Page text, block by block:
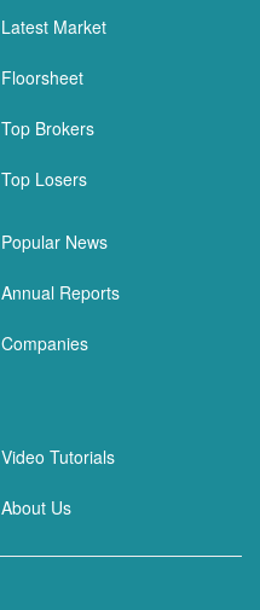
Latest Market
Floorsheet
Top Brokers
Top Losers
Popular News
Annual Reports
Companies
Video Tutorials
About Us